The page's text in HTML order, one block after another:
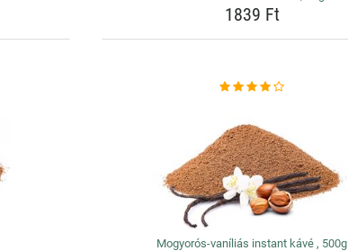
1839 Ft
Mogyorós-vaníliás instant kávé , 500g